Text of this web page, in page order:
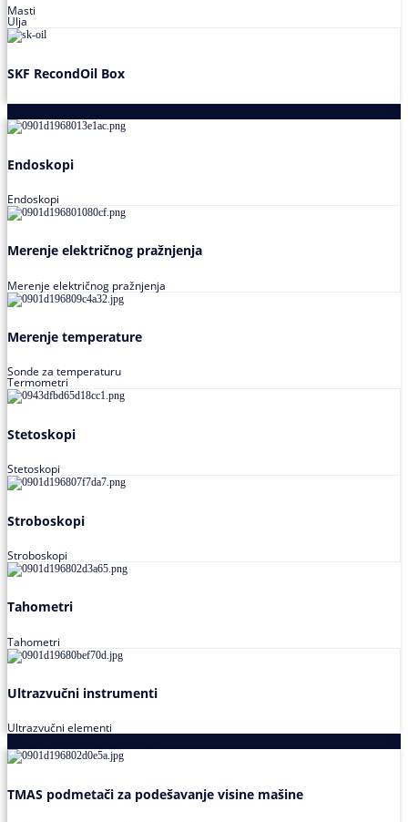
Masti
Ulja
SKF RecondOil Box
Endoskopi
Endoskopi
Merenje električnog pražnjenja
Merenje električnog pražnjenja
Merenje temperature
Sonde za temperaturu
Termometri
Stetoskopi
Stetoskopi
Stroboskopi
Stroboskopi
Tahometri
Tahometri
Ultrazvučni instrumenti
Ultrazvučni elementi
TMAS podmetači za podešavanje visine mašine